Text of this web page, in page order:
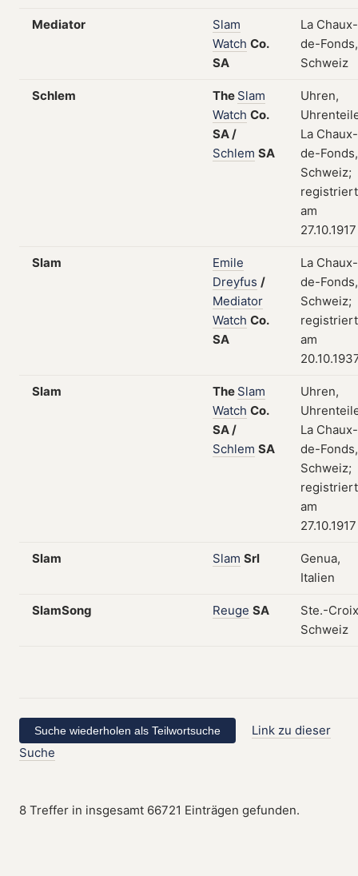
Mediator
Slam
Watch Co.
SA
La Chaux-
de-Fonds,
Schweiz
Schlem The Slam
Watch Co.
SA/
Schlem SA
Uhren,
La Chaux-
de-Fonds,
Schweiz;
registriert
am
27.10.1917
Slam
Emile
Dreyfus /
Mediator
Watch Co.
SA
La Chaux-
de-Fonds,
Schweiz;
registriert
am
Slam The Slam
Watch Co.
SA/
Schlem SA
Uhren,
La Chaux-
de-Fonds,
Schweiz;
registriert
am
27.10.1917
Slam Slam Srl
Genua,
Italien
SlamSong Reuge SA
Ste.-
Schweiz
Link zu dieser
Suche
8 Treffer in insgesamt 66721 Einträgen gefunden.